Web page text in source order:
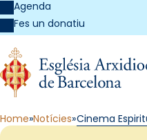
Agenda
Fes un donatiu
Home Notícies Cinema